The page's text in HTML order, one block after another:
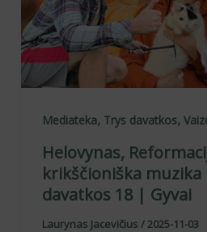
Mediateka, Trys davatkos,
Helovynas,
krikščioniška
davatkos 18 | Gyvai
Laurynas Jacevičius /2025-11-03